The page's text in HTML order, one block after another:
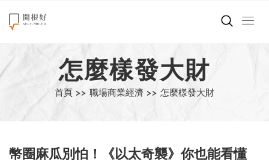
來點正能量
世界在想什麼
創造美好生活
怎麼樣發大財
首頁 >> 職場商業經濟 >> 怎麼樣發大財
幣圈麻瓜別怕！《以太奇襲》你也能看懂